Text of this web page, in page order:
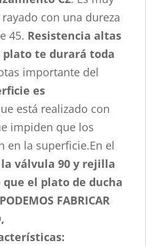
con una dureza
45. Resistencia altas
te durará toda
importante del
es
está realizado con
impiden que los
en la superficie.En el
válvula 90 y rejilla
el plato de ducha
PODEMOS FABRICAR
: